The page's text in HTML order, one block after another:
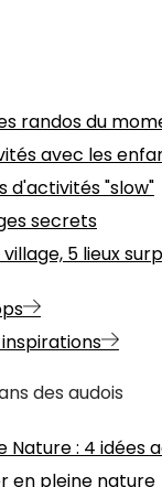
randos du
avec les
d'activités "slow"
secrets
5 lieux
des audois
Nature: 4 idées
en pleine nature